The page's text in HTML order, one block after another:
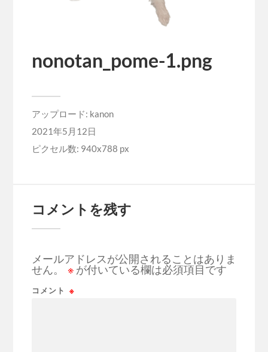
nonotan_pome-1.png
アップロード: kanon
2021年5月12日
ピクセル数: 940x788 px
コメントを残す
メールアドレスが公開されることはありま
せん。
※ が付いている欄は必須項目です
コメント ※